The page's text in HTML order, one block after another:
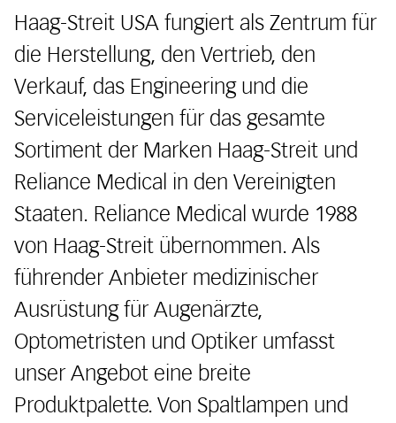
Haag-Streit USA fungiert als Zentrum für
die Herstellung, den Vertrieb, den
Verkauf, das Engineering und die
Serviceleistungen für das gesamte
Sortiment der Marken Haag-Streit und
Reliance Medical in den Vereinigten
Staaten. Reliance Medical wurde 1988
von Haag-Streit übernommen. Als
führender Anbieter medizinischer
Ausrüstung für Augenärzte,
Optometristen und Optiker umfasst
unser Angebot eine breite
Produktpalette. Von Spaltlampen und